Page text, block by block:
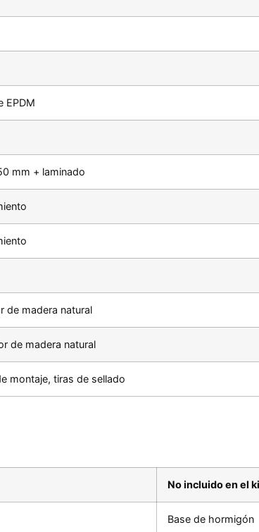
EPDM
mm + laminado
de madera natural
de madera natural
montaje, tiras de sellado
No incluido en el
Base de hormigón